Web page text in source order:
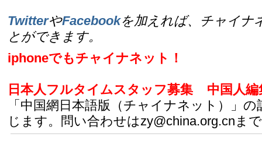
TwitterやFacebookを加えれば、チャイナ
とができます。
iphoneでもチャイナネット！
日本人フルタイムスタッフ募集
中国人
「中国網日本語版（チャイナネット）」
じます。問い合わせはzy@china.org.cnまで